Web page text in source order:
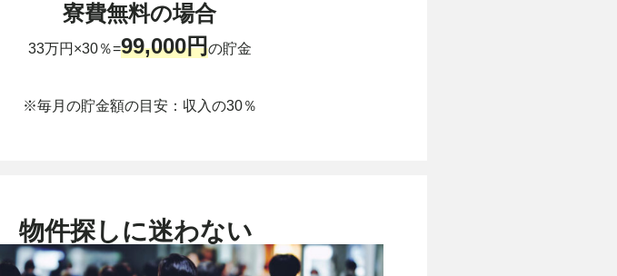
寮費無料の場合
33万円×30％=99,000円の貯金
※毎月の貯金額の目安：収入の30％
物件探しに迷わない